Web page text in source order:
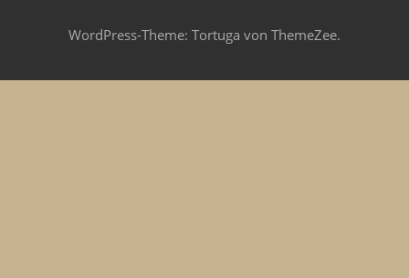
WordPress-Theme: Tortuga von ThemeZee.